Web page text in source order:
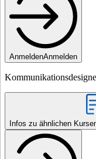
AnmeldenAnmelden
Infos zu ähnlichen